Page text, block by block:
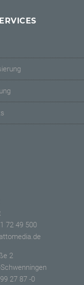
72 49 500
2
27 87 -0